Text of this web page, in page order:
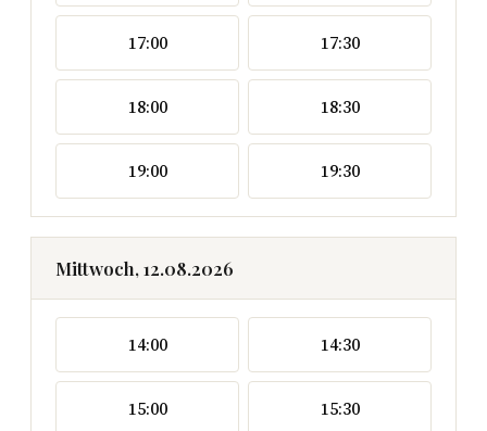
17:00 17:30
18:00 18:30
19:00 19:30
Mittwoch, 12.08.2026
14:00 14:30
15:00 15:30